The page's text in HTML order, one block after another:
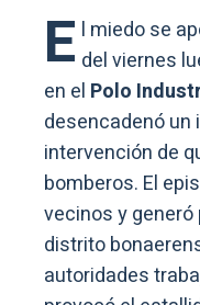
E l miedo se
del viernes
en el Polo
desencadenó un
intervención de
bomberos. El
vecinos y
distrito
autoridades